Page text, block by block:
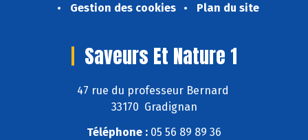
Gestion des cookies
Plan du site
Saveurs Et Nature 1
47 rue du professeur Bernard
33170 Gradignan
Téléphone : 05 56 89 89 36